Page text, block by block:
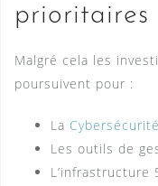
prioritaires
Malgré cela les
poursuivent pour :
La Cybersécurité
Les outils de
L’infrastructure